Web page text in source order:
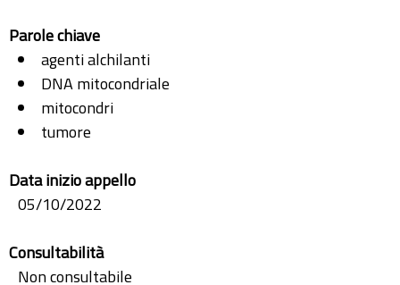
Parole chiave
agenti alchilanti
DNA mitocondriale
mitocondri
tumore
Data inizio appello
05/10/2022
Consultabilità
Non consultabile